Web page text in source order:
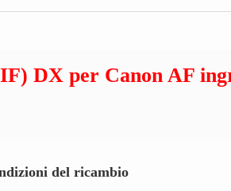
DX per Canon AF
del ricambio